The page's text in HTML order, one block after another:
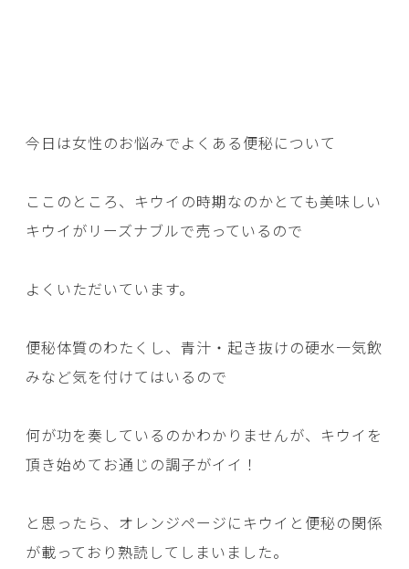
今日は女性のお悩みでよくある便秘について
ここのところ、キウイの時期なのかとても美味しい
キウイがリーズナブルで売っているので
よくいただいています。
便秘体質のわたくし、青汁・起き抜けの硬水一気飲
みなど気を付けてはいるので
何が功を奏しているのかわかりませんが、キウイを
頂き始めてお通じの調子がイイ！
と思ったら、オレンジページにキウイと便秘の関係
が載っており熟読してしまいました。